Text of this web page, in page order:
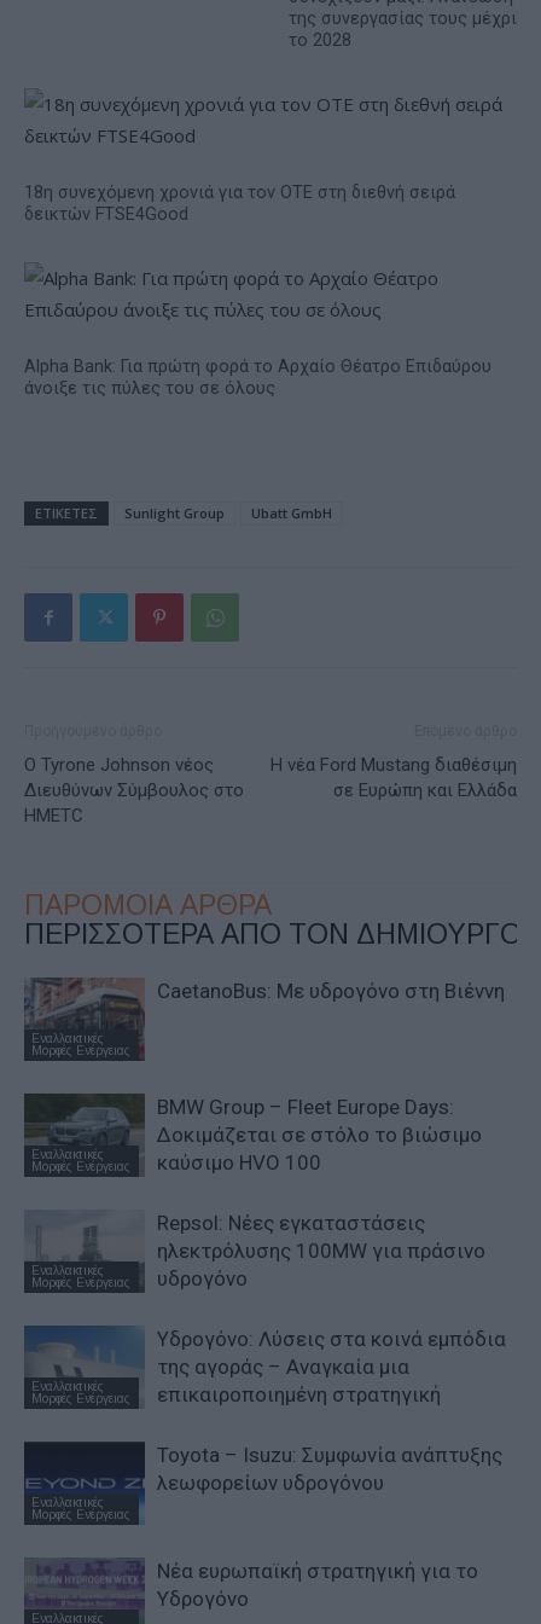
της συνεργασίας τους μέχρι
το 2028
18η συνεχόμενη χρονιά για τον ΟΤΕ στη διεθνή σειρά
δεικτών FTSE4Good
Alpha Bank: Για πρώτη φορά το Αρχαίο Θέατρο Επιδαύρου
άνοιξε τις πύλες του σε όλους
ΕΤΙΚΕΤΕΣ Sunlight Group Ubatt GmbH
O Tyrone Johnson νέος
Διευθύνων Σύμβουλος στο
HMETC
Η νέα Ford Mustang διαθέσιμη
σε Ευρώπη και Ελλάδα
ΠΑΡΟΜΟΙΑ ΑΡΘΡΑ
ΠΕΡΙΣΣΟΤΕΡΑ ΑΠΟ ΤΟΝ ΔΗΜΙΟΥΡΓΟ
Εναλλακτικές
Μορφές Ενέργειας
CaetanoBus: Mε υδρογόνο στη Βιέννη
Εναλλακτικές
Μορφές Ενέργειας
BMW Group – Fleet Europe Days:
Δοκιμάζεται σε στόλο το βιώσιμο
καύσιμο HVO 100
Εναλλακτικές
Μορφές Ενέργειας
Repsol: Νέες εγκαταστάσεις
ηλεκτρόλυσης 100MW για πράσινο
υδρογόνο
Εναλλακτικές
Μορφές Ενέργειας
Υδρογόνο: Λύσεις στα κοινά εμπόδια
της αγοράς – Αναγκαία μια
επικαιροποιημένη στρατηγική
Εναλλακτικές
Μορφές Ενέργειας
Toyota – Isuzu: Συμφωνία ανάπτυξης
λεωφορείων υδρογόνου
Εναλλακτικές
Nέα ευρωπαϊκή στρατηγική για το
Υδρογόνο